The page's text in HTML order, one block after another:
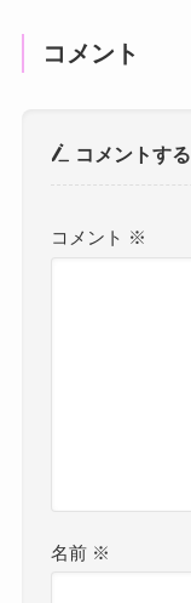
コメント
コメントする
コメント ※
名前 ※